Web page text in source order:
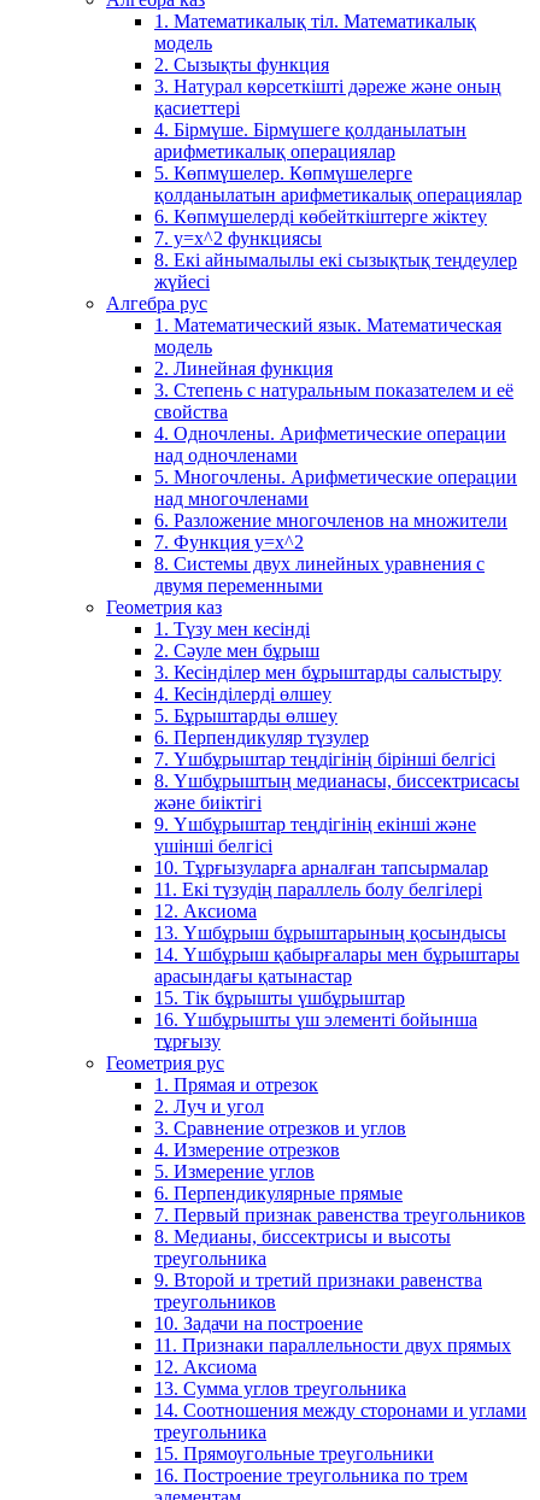
1. Математикалық тіл. Математикалық
модель
2. Сызықты функция
3. Натурал көрсеткішті дәреже және оның
қасиеттері
4. Бірмүше. Бірмүшеге қолданылатын
арифметикалық операциялар
5. Көпмүшелер. Көпмүшелерге
қолданылатын арифметикалық операциялар
6. Көпмүшелерді көбейткіштерге жіктеу
7. у=х^2 функциясы
8. Екі айнымалылы екі сызықтық теңдеулер
жүйесі
Алгебра рус
1. Математический язык. Математическая
модель
2. Линейная функция
3. Степень с натуральным показателем и её
свойства
4. Одночлены. Арифметические операции
над одночленами
5. Многочлены. Арифметические операции
над многочленами
6. Разложение многочленов на множители
7. Функция y=x^2
8. Системы двух линейных уравнения с
двумя переменными
Геометрия каз
1. Түзу мен кесінді
2. Сәуле мен бұрыш
3. Кесінділер мен бұрыштарды салыстыру
4. Кесінділерді өлшеу
5. Бұрыштарды өлшеу
6. Перпендикуляр түзулер
7. Үшбұрыштар теңдігінің бірінші белгісі
8. Үшбұрыштың медианасы, биссектрисасы
және биіктігі
9. Үшбұрыштар теңдігінің екінші және
үшінші белгісі
10. Тұрғызуларға арналған тапсырмалар
11. Екі түзудің параллель болу белгілері
12. Аксиома
13. Үшбұрыш бұрыштарының қосындысы
14. Үшбұрыш қабырғалары мен бұрыштары
арасындағы қатынастар
15. Тік бұрышты үшбұрыштар
16. Үшбұрышты үш элементі бойынша
тұрғызу
Геометрия рус
1. Прямая и отрезок
2. Луч и угол
3. Сравнение отрезков и углов
4. Измерение отрезков
5. Измерение углов
6. Перпендикулярные прямые
7. Первый признак равенства треугольников
8. Медианы, биссектрисы и высоты
треугольника
9. Второй и третий признаки равенства
треугольников
10. Задачи на построение
11. Признаки параллельности двух прямых
12. Аксиома
13. Сумма углов треугольника
14. Соотношения между сторонами и углами
треугольника
15. Прямоугольные треугольники
16. Построение треугольника по трем